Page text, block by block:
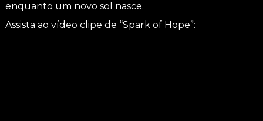
enquanto um novo sol nasce.
Assista ao vídeo clipe de “Spark of Hope”: